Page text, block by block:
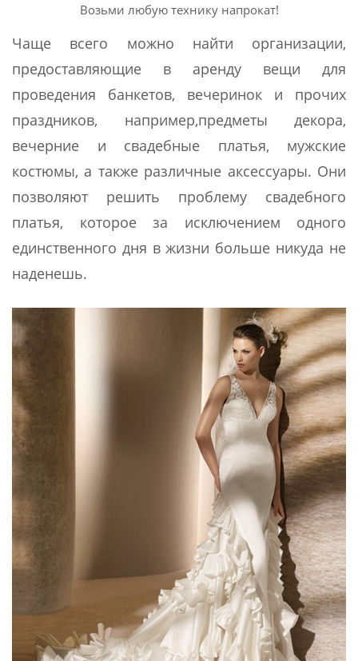
Возьми любую технику напрокат!
Чаще всего можно найти организации,
предоставляющие в аренду вещи для
проведения банкетов, вечеринок и прочих
праздников, например,предметы декора,
вечерние и свадебные платья, мужские
костюмы, а также различные аксессуары. Они
позволяют решить проблему свадебного
платья, которое за исключением одного
единственного дня в жизни больше никуда не
наденешь.